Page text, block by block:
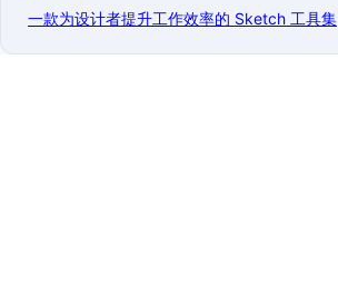
一款为设计者提升工作效率的 Sketch 工具集